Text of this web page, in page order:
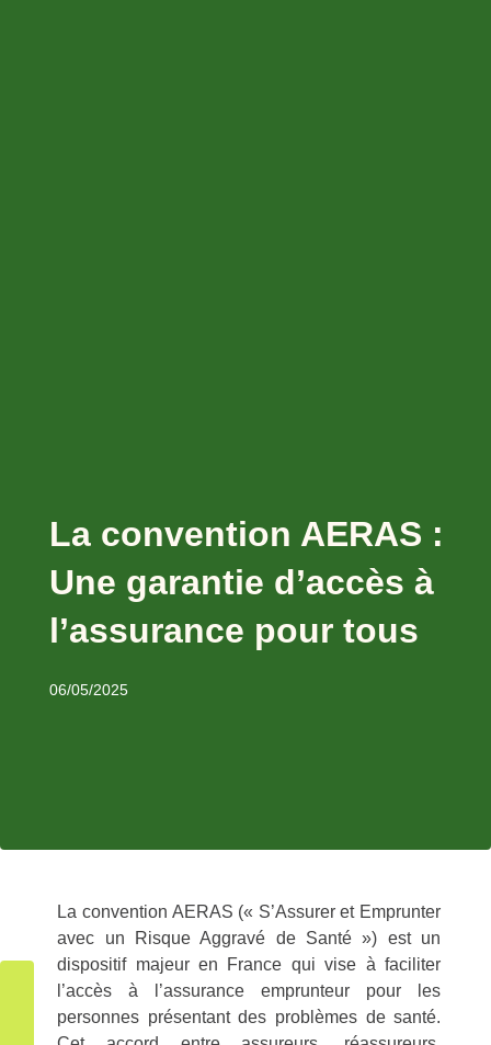
La convention AERAS :
Une garantie d’accès à
l’assurance pour tous
06/05/2025
La convention AERAS (« S’Assurer et Emprunter
avec un Risque Aggravé de Santé ») est un
dispositif majeur en France qui vise à faciliter
l’accès à l’assurance emprunteur pour les
personnes présentant des problèmes de santé.